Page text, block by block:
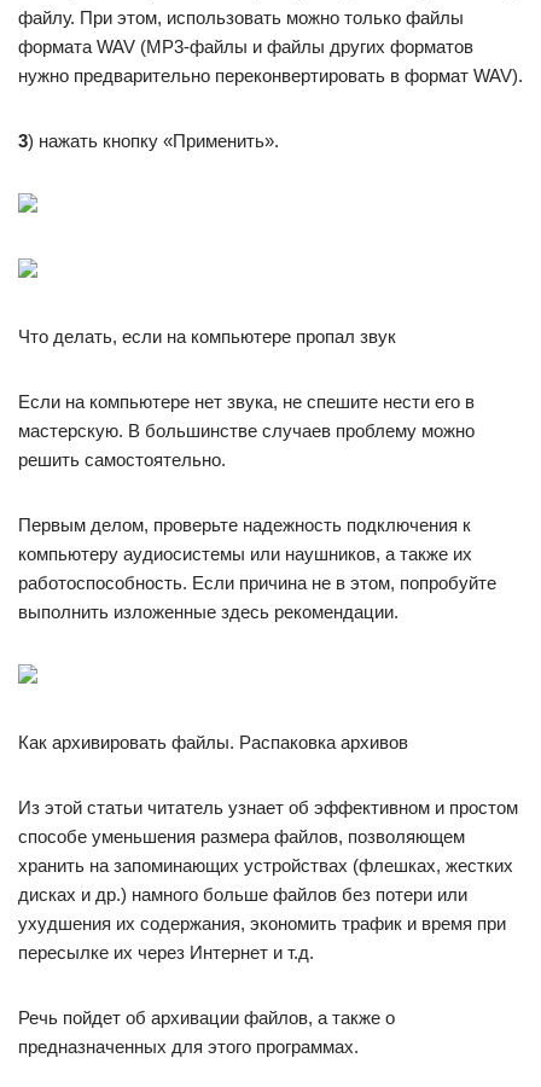
файлу. При этом, использовать можно только файлы
формата WAV (MP3-файлы и файлы других форматов
нужно предварительно переконвертировать в формат WAV).
3) нажать кнопку «Применить».
Что делать, если на компьютере пропал звук
Если на компьютере нет звука, не спешите нести его в
мастерскую. В большинстве случаев проблему можно
решить самостоятельно.
Первым делом, проверьте надежность подключения к
компьютеру аудиосистемы или наушников, а также их
работоспособность. Если причина не в этом, попробуйте
выполнить изложенные здесь рекомендации.
Как архивировать файлы. Распаковка архивов
Из этой статьи читатель узнает об эффективном и простом
способе уменьшения размера файлов, позволяющем
хранить на запоминающих устройствах (флешках, жестких
дисках и др.) намного больше файлов без потери или
ухудшения их содержания, экономить трафик и время при
пересылке их через Интернет и т.д.
Речь пойдет об архивации файлов, а также о
предназначенных для этого программах.